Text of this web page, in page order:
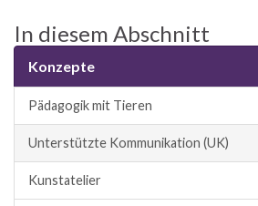
In diesem Abschnitt
Konzepte
Pädagogik mit Tieren
Unterstützte Kommunikation (UK)
Kunstatelier